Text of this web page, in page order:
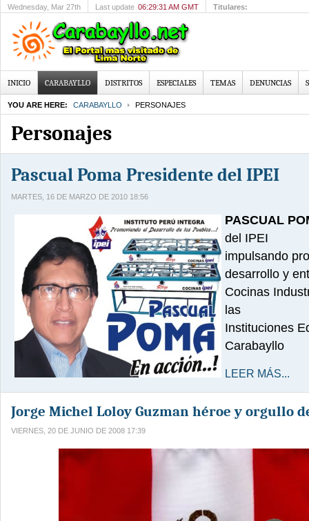
Wednesday, Mar 27th Last update 06:29:31 AM GMT Titulares:
INICIO CARABAYLLO DISTRITOS ESPECIALES TEMAS DENUNCIAS
YOU ARE HERE: CARABAYLLO PERSONAJES
Personajes
Pascual Poma Presidente del IPEI
MARTES, 16 DE MARZO DE 2010 18:56
PASCUAL
del IPEI
impulsando
desarrollo y
Cocinas
las
Instituciones
Carabayllo
LEER MÁS...
Jorge Michel Loloy Guzman héroe y orgullo
VIERNES, 20 DE JUNIO DE 2008 17:39